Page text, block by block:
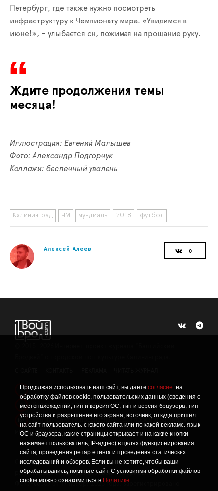
Продолжая использовать наш сайт, вы даете согласие. на
обработку файлов cookie, пользовательских данных (сведения о
местонахождении, тип и версия ОС, тип и версия браузера, тип
устройства и разрешение его экрана, источник, откуда пришел
на сайт пользователь, с какого сайта или по какой рекламе, язык
ОС и браузера, какие страницы открывает и на какие кнопки
нажимает пользователь, IP-адрес) в целях функционирования
сайта, проведения ретаргетинга и проведения статических
исследований и обзоров. Если вы не хотите, чтобы ваши
обрабатывались, покиньте сайт. С условиями обработки файлов
cookie можно ознакомиться в Политике.
Петербург, где также нужно посмотреть
инфраструктуру к Чемпионату мира. «Увидимся в
июне!», – улыбается он, пожимая на прощание руку.
Ждите продолжения темы
месяца!
Иллюстрация: Евгений Малышев
Фото: Александр Подгорчук
Коллажи: беспечный увалень
Калининград ЧМ мундиаль 2018 футбол
Алексей Алеев
! Политика конфиденциальности
! Информация о проведении СОУТ
Данный сайт не предназначен для просмотра лицам
младше 16 лет.
Сетевое издание «Твой Бро», реестровая запись о
регистрации средства массовой информации: серия Эл №
ФС77-86309 от 17 ноября 2023 года, зарегистрировано